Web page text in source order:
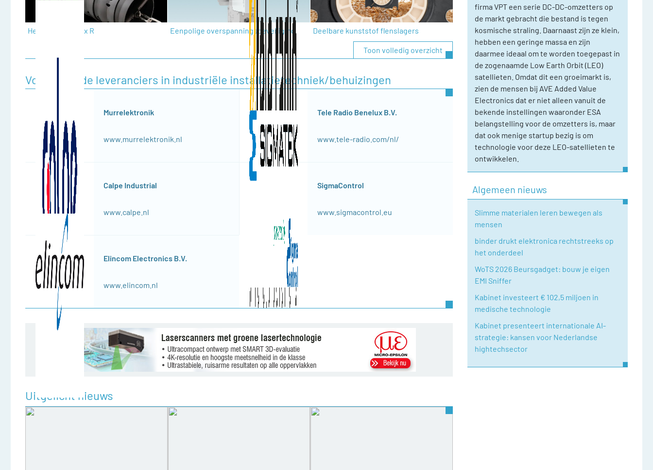
Heavy-duty triflex R Eenpolige overspanningsbeveiliging Deelbare kunststof flenslagers
Toon volledig overzicht
Voorgestelde leveranciers in industriële installatietechniek/behuizingen
Murrelektronik
www.murrelektronik.nl
Tele Radio Benelux B.V.
www.tele-radio.com/nl/
Calpe Industrial
www.calpe.nl
SigmaControl
www.sigmacontrol.eu
Elincom Electronics B.V.
www.elincom.nl
Uitgelicht nieuws
firma VPT een serie DC-DC-omzetters op
de markt gebracht die bestand is tegen
kosmische straling. Daarnaast zijn ze klein,
hebben een geringe massa en zijn
daarmee ideaal om te worden toegepast in
de zogenaamde Low Earth Orbit (LEO)
satellieten. Omdat dit een groeimarkt is,
zien de mensen bij AVE Added Value
Electronics dat er niet alleen vanuit de
bekende instellingen waaronder ESA
belangstelling voor de omzetters is, maar
dat ook menige startup bezig is om
technologie voor deze LEO-satellieten te
ontwikkelen.
Algemeen nieuws
Slimme materialen leren bewegen als
mensen
binder drukt elektronica rechtstreeks op
het onderdeel
WoTS 2026 Beursgadget: bouw je eigen
EMI Sniffer
Kabinet investeert € 102,5 miljoen in
medische technologie
Kabinet presenteert internationale AI-
strategie: kansen voor Nederlandse
hightechsector